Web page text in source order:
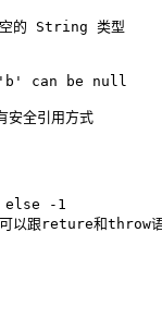
String 类型
can be null
全引用方式
-1
以跟reture和throw